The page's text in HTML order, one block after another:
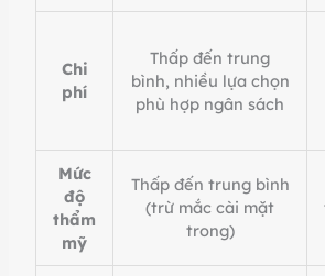
Chi
phí
Thấp đến trung
bình, nhiều lựa chọn
phù hợp ngân sách
Mức
độ
thẩm
mỹ
Thấp đến trung bình
(trừ mắc cài mặt
trong)